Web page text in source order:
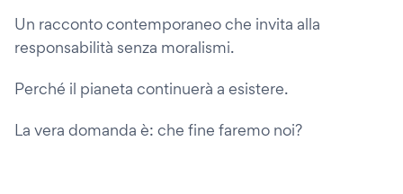
Un racconto contemporaneo che invita alla
responsabilità senza moralismi.
Perché il pianeta continuerà a esistere.
La vera domanda è: che fine faremo noi?